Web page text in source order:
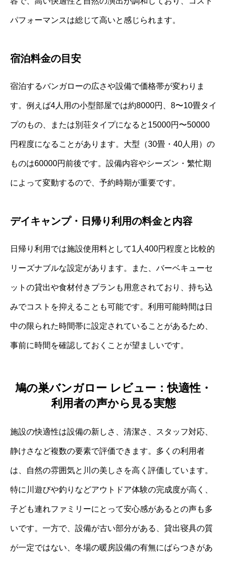
パフォーマンスは総じて高いと感じられます。
宿泊料金の目安
宿泊するバンガローの広さや設備で価格帯が変わりま
す。例えば4人用の小型部屋では約8000円、8〜10畳タイ
プのもの、または別荘タイプになると15000円〜50000
円程度になることがあります。大型（30畳・40人用）の
ものは60000円前後です。設備内容やシーズン・繁忙期
によって変動するので、予約時期が重要です。
デイキャンプ・日帰り利用の料金と内容
日帰り利用では施設使用料として1人400円程度と比較的
リーズナブルな設定があります。また、バーベキューセ
ットの貸出や食材付きプランも用意されており、持ち込
みでコストを抑えることも可能です。利用可能時間は日
中の限られた時間帯に設定されていることがあるため、
事前に時間を確認しておくことが望ましいです。
鳩の巣バンガロー レビュー：快適性・
利用者の声から見る実態
施設の快適性は設備の新しさ、清潔さ、スタッフ対応、
静けさなど複数の要素で評価できます。多くの利用者
は、自然の雰囲気と川の美しさを高く評価しています。
特に川遊びや釣りなどアウトドア体験の完成度が高く、
子ども連れファミリーにとって安心感があるとの声も多
いです。一方で、設備が古い部分がある、貸出寝具の質
が一定ではない、冬場の暖房設備の有無にばらつきがあ